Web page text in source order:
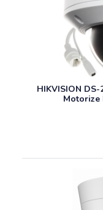
HIKVISION
Motorize